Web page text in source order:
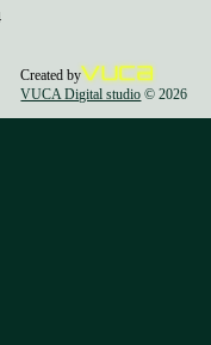
Created by
VUCA Digital studio © 2026